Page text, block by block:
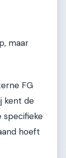
maar
FG
kent de
specifieke
hoeft